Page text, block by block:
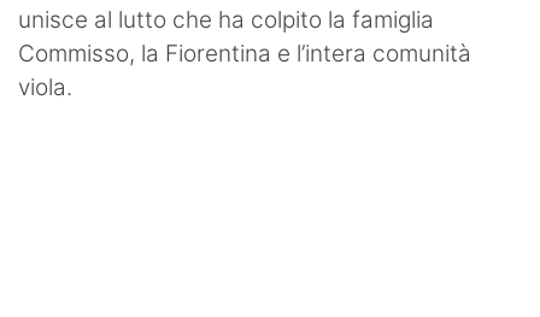
unisce al lutto che ha colpito la famiglia
Commisso, la Fiorentina e l’intera comunità
viola.